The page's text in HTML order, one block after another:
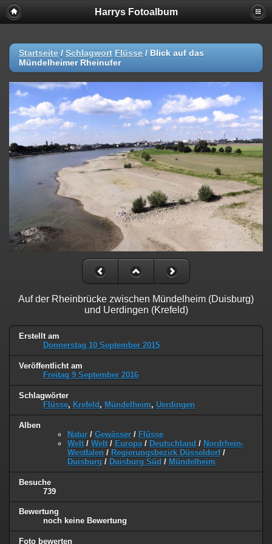
Harrys Fotoalbum
Startseite / Schlagwort Flüsse / Blick auf das
Mündelheimer Rheinufer
Auf der Rheinbrücke zwischen Mündelheim (Duisburg)
und Uerdingen (Krefeld)
Erstellt am
Donnerstag 10 September 2015
Veröffentlicht am
Freitag 9 September 2016
Schlagwörter
Flüsse, Krefeld , Mündelheim, Uerdingen
Alben
Natur / Gewässer / Flüsse
Welt / Welt / Europa / Deutschland / Nordrhein-
Westfalen / Regierungsbezirk Düsseldorf/
Duisburg / Duisburg Süd / Mündelheim
Besuche
739
Bewertung
noch keine Bewertung
Foto bewerten